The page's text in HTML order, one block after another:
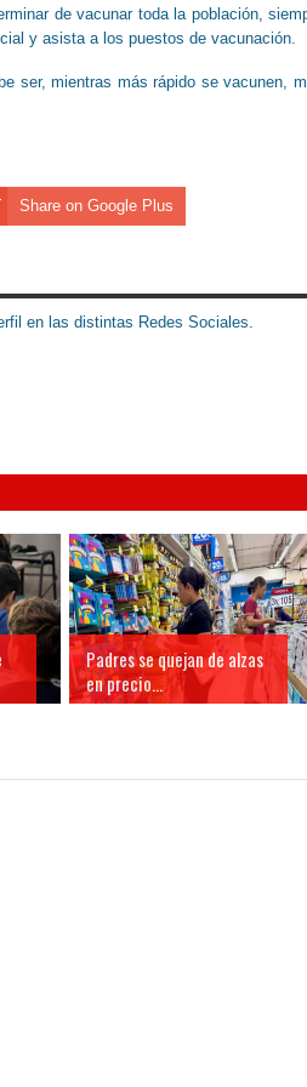
de vacunar toda la población,
y asista a los puestos de vacunación.
ser, mientras más rápido se vacunen,
Share on Google Plus
en las distintas Redes Sociales.
Padres se quejan de alzas
en precio...